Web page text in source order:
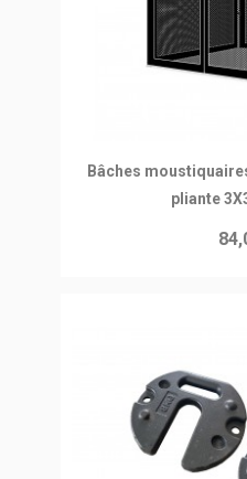
Ajouter
Bâches
pliante